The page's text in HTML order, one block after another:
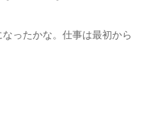
ったかな。仕事は最初から